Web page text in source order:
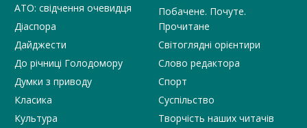
АТО: свідчення очевидця
Діаспора
Дайджести
До річниці Голодомору
Думки з приводу
Класика
Культура
Побачене. Почуте.
Прочитане
Світоглядні орієнтири
Слово редактора
Спорт
Суспільство
Творчість наших читачів